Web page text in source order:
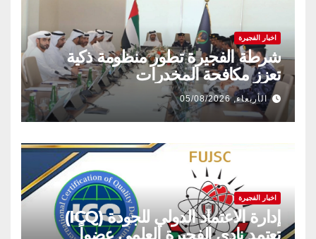
اخبار الفجيرة
شرطة الفجيرة تطور منظومة ذكية
تعزز مكافحة المخدرات
الأربعاء, 05/08/2026
اخبار الفجيرة
إدارة الاعتماد الدولي للجودة (ICQ)
تعتمد نادي الفجيرة العلمي عضواً